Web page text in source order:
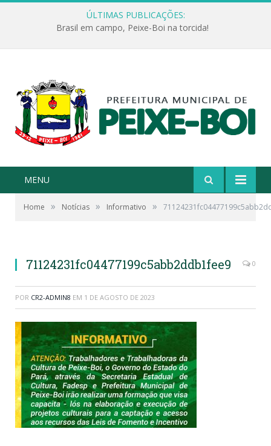
ÚLTIMAS PUBLICAÇÕES:
Brasil em campo, Peixe-Boi na torcida!
MENU
Home » Notícias » Informativo »
71124231fc04477199c5abb2ddb1fee9 0
POR CR2-ADMIN8 EM 1 DE AGOSTO DE 2023